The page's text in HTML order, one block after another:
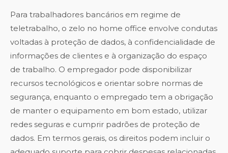
Para trabalhadores bancários em regime de
teletrabalho, o zelo no home office envolve condutas
voltadas à proteção de dados, à confidencialidade de
informações de clientes e à organização do espaço
de trabalho. O empregador pode disponibilizar
recursos tecnológicos e orientar sobre normas de
segurança, enquanto o empregado tem a obrigação
de manter o equipamento em bom estado, utilizar
redes seguras e cumprir padrões de proteção de
dados. Em termos gerais, os direitos podem incluir o